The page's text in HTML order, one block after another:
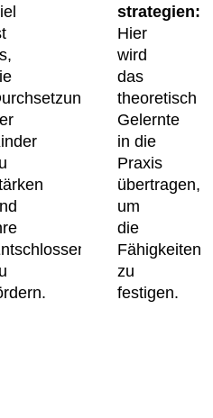
strategien:
Hier
wird
das
theoretisch
Gelernte
in die
Praxis
übertragen,
um
die
Fähigkeiten
zu
festigen.